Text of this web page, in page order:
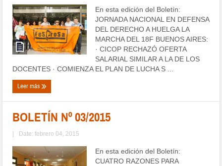
En esta edición del Boletín:
JORNADA NACIONAL EN DEFENSA
DEL DERECHO A HUELGA LA
MARCHA DEL 18F BUENOS AIRES:
· CICOP RECHAZÓ OFERTA
SALARIAL SIMILAR A LA DE LOS
DOCENTES · COMIENZA EL PLAN DE LUCHA S ...
Leer más
BOLETÍN Nº 03/2015
| Date: febrero 04, 2015
En esta edición del Boletín:
CUATRO RAZONES PARA